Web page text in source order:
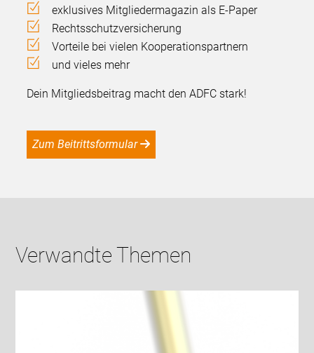
exklusives Mitgliedermagazin als E-Paper
Rechtsschutzversicherung
Vorteile bei vielen Kooperationspartnern
und vieles mehr
Dein Mitgliedsbeitrag macht den ADFC stark!
Zum Beitrittsformular
Verwandte Themen